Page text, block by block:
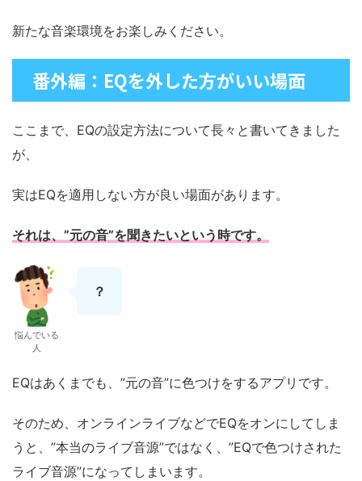
新たな音楽環境をお楽しみください。
番外編：EQを外した方がいい場面
ここまで、EQの設定方法について長々と書いてきました
が、
実はEQを適用しない方が良い場面があります。
それは、”元の音”を聞きたいという時です。
悩んでいる
人
？
EQはあくまでも、”元の音”に色つけをするアプリです。
そのため、オンラインライブなどでEQをオンにしてしま
うと、”本当のライブ音源”ではなく、”EQで色つけされた
ライブ音源”になってしまいます。